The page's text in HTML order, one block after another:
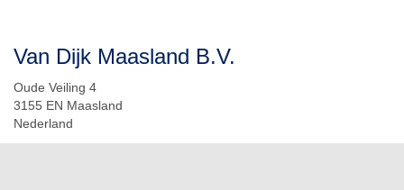
Van Dijk Maasland B.V.
Oude Veiling 4
3155 EN Maasland
Nederland